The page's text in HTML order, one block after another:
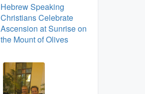
Hebrew Speaking
Christians Celebrate
Ascension at Sunrise on
the Mount of Olives